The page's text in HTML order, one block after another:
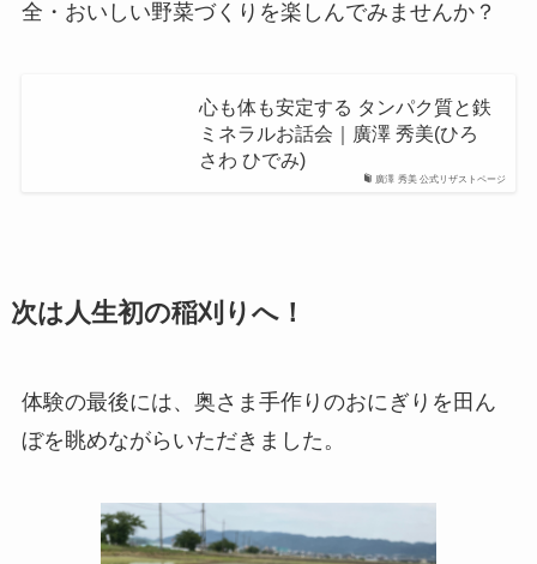
全・おいしい野菜づくりを楽しんでみませんか？
廣澤 秀美 公式リザストページ
心も体も安定する タンパク質と鉄
ミネラルお話会｜廣澤 秀美(ひろ
さわ ひでみ)
次は人生初の稲刈りへ！
体験の最後には、奥さま手作りのおにぎりを田ん
ぼを眺めながらいただきました。